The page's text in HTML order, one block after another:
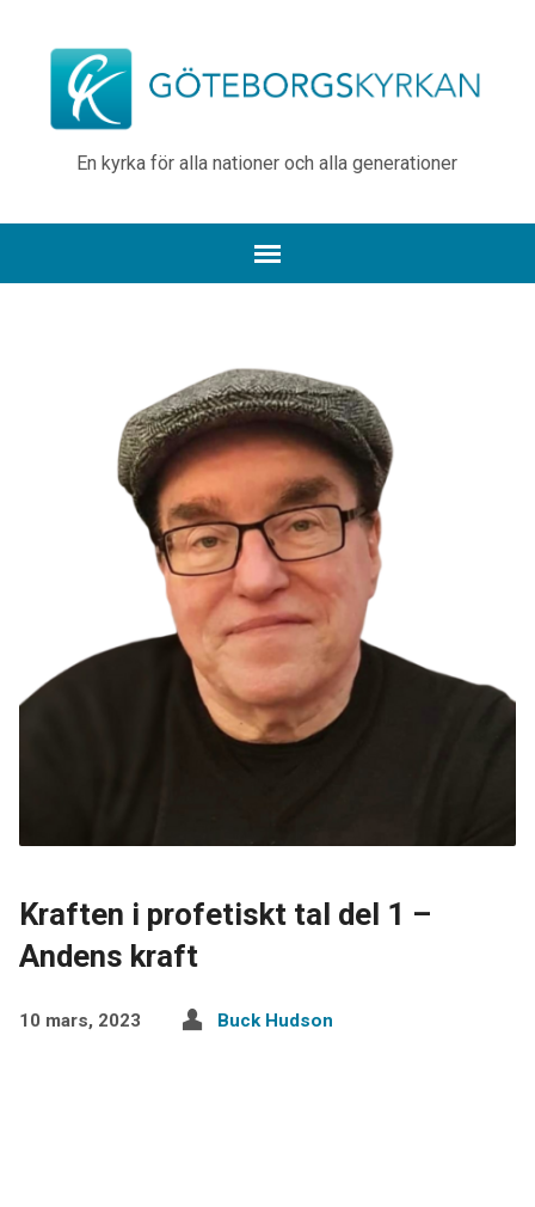
En kyrka för alla nationer och alla generationer
Kraften i profetiskt tal del 1 –
Andens kraft
10 mars, 2023 Buck Hudson